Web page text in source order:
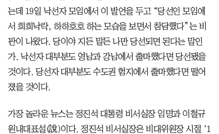
는데 19일 낙선자 모임에서 이 발언을 두고 “당선인 모임에
서 희희낙락, 하하호호 하는 모습을 보면서 참담했다”는 비
판이 나왔다. 당이야 지든 말든 나만 당선되면 된다는 말인
가. 낙선자 대부분도 영남과 강남에서 출마했다면 당선됐을
것이다. 당선자 대부분도 수도권 험지에서 출마했다면 떨어
졌을 것이다.
가장 놀라운 뉴스는 정진석 대통령 비서실장 임명과 이철규
원내대표설(說)이다. 정진석 비서실장은 비대위원장 시절 ‘1